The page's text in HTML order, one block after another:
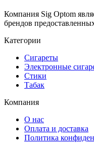
Компания Sig Optom
брендов
Категории
Сигареты
Электронные
Стики
Табак
Компания
О нас
Оплата и доставка
Политика